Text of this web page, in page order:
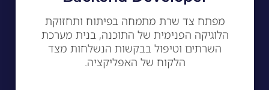
מפתח צד שרת מתמחה בפיתוח ותחזוקת
הלוגיקה הפנימית של התוכנה, בנית מערכת
השרתים וטיפול בבקשות הנשלחות מצד
הלקוח של האפליקציה.